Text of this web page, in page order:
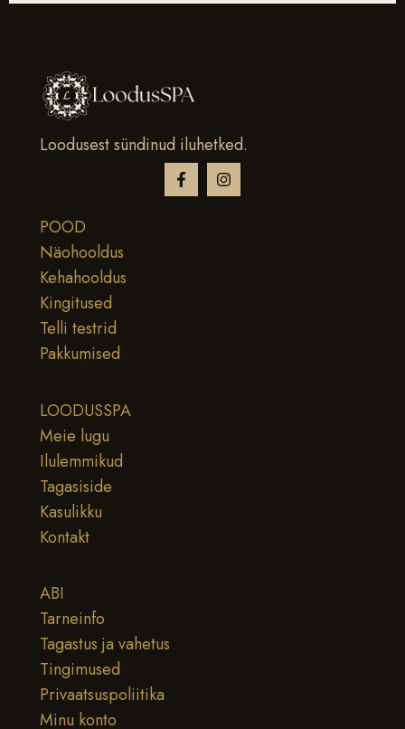
Loodusest sündinud iluhetked.
POOD
Näohooldus
Kehahooldus
Kingitused
Telli testrid
Pakkumised
LOODUSSPA
Meie lugu
Ilulemmikud
Tagasiside
Kasulikku
Kontakt
ABI
Tarneinfo
Tagastus ja vahetus
Tingimused
Privaatsuspoliitika
Minu konto